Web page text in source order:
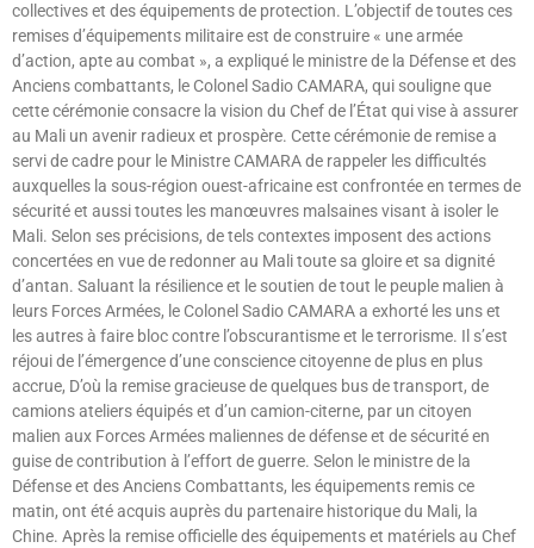
collectives et des équipements de protection. L’objectif de toutes ces
remises d’équipements militaire est de construire « une armée
d’action, apte au combat », a expliqué le ministre de la Défense et des
Anciens combattants, le Colonel Sadio CAMARA, qui souligne que
cette cérémonie consacre la vision du Chef de l’État qui vise à assurer
au Mali un avenir radieux et prospère. Cette cérémonie de remise a
servi de cadre pour le Ministre CAMARA de rappeler les difficultés
auxquelles la sous-région ouest-africaine est confrontée en termes de
sécurité et aussi toutes les manœuvres malsaines visant à isoler le
Mali. Selon ses précisions, de tels contextes imposent des actions
concertées en vue de redonner au Mali toute sa gloire et sa dignité
d’antan. Saluant la résilience et le soutien de tout le peuple malien à
leurs Forces Armées, le Colonel Sadio CAMARA a exhorté les uns et
les autres à faire bloc contre l’obscurantisme et le terrorisme. Il s’est
réjoui de l’émergence d’une conscience citoyenne de plus en plus
accrue, D’où la remise gracieuse de quelques bus de transport, de
camions ateliers équipés et d’un camion-citerne, par un citoyen
malien aux Forces Armées maliennes de défense et de sécurité en
guise de contribution à l’effort de guerre. Selon le ministre de la
Défense et des Anciens Combattants, les équipements remis ce
matin, ont été acquis auprès du partenaire historique du Mali, la
Chine. Après la remise officielle des équipements et matériels au Chef